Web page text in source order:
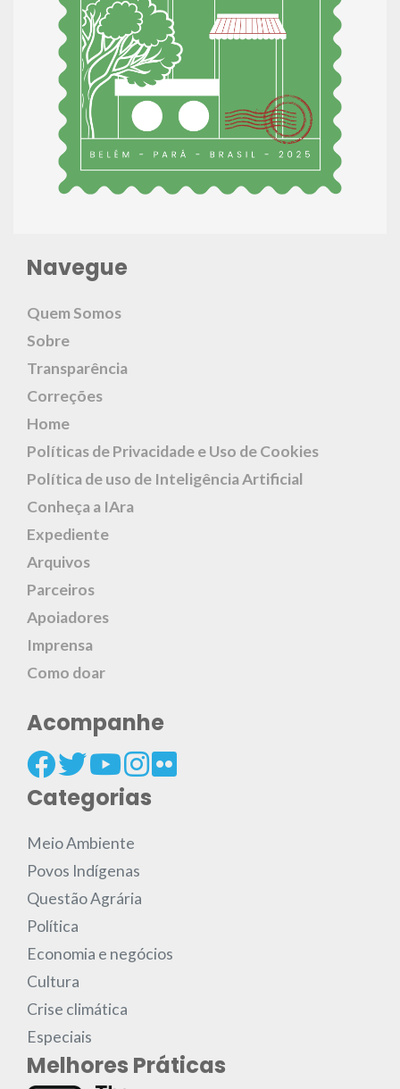
Navegue
Quem Somos
Sobre
Transparência
Correções
Home
Políticas de Privacidade e Uso de Cookies
Política de uso de Inteligência Artificial
Conheça a IAra
Expediente
Arquivos
Parceiros
Apoiadores
Imprensa
Como doar
Acompanhe
Categorias
Meio Ambiente
Povos Indígenas
Questão Agrária
Política
Economia e negócios
Cultura
Crise climática
Especiais
Melhores Práticas